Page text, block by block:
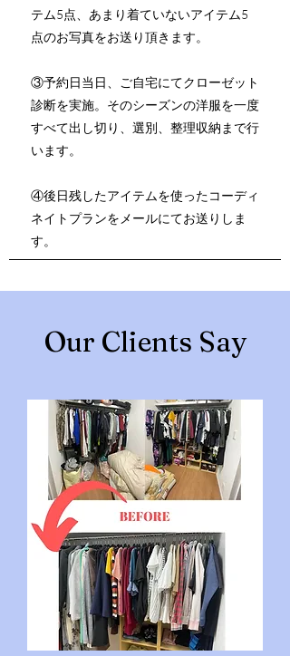
テム5点、あまり着ていないアイテム5
点のお写真をお送り頂きます。
③予約日当日、ご自宅にてクローゼット
診断を実施。そのシーズンの洋服を一度
すべて出し切り、選別、整理収納まで行
います。
​④後日残したアイテムを使ったコーディ
ネイトプランをメールにてお送りしま
す。
Our Clients Say